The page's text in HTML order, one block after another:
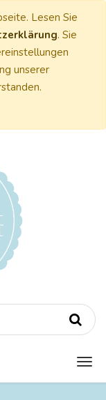
Lesen Sie
. Sie
unserer